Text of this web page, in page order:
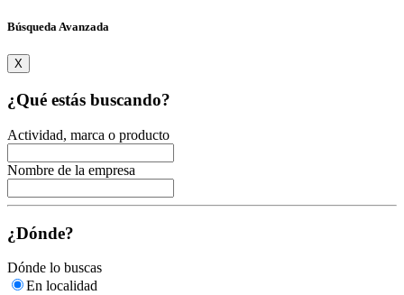
Búsqueda Avanzada
X
¿Qué estás buscando?
Actividad, marca o producto
Nombre de la empresa
¿Dónde?
Dónde lo buscas
En localidad